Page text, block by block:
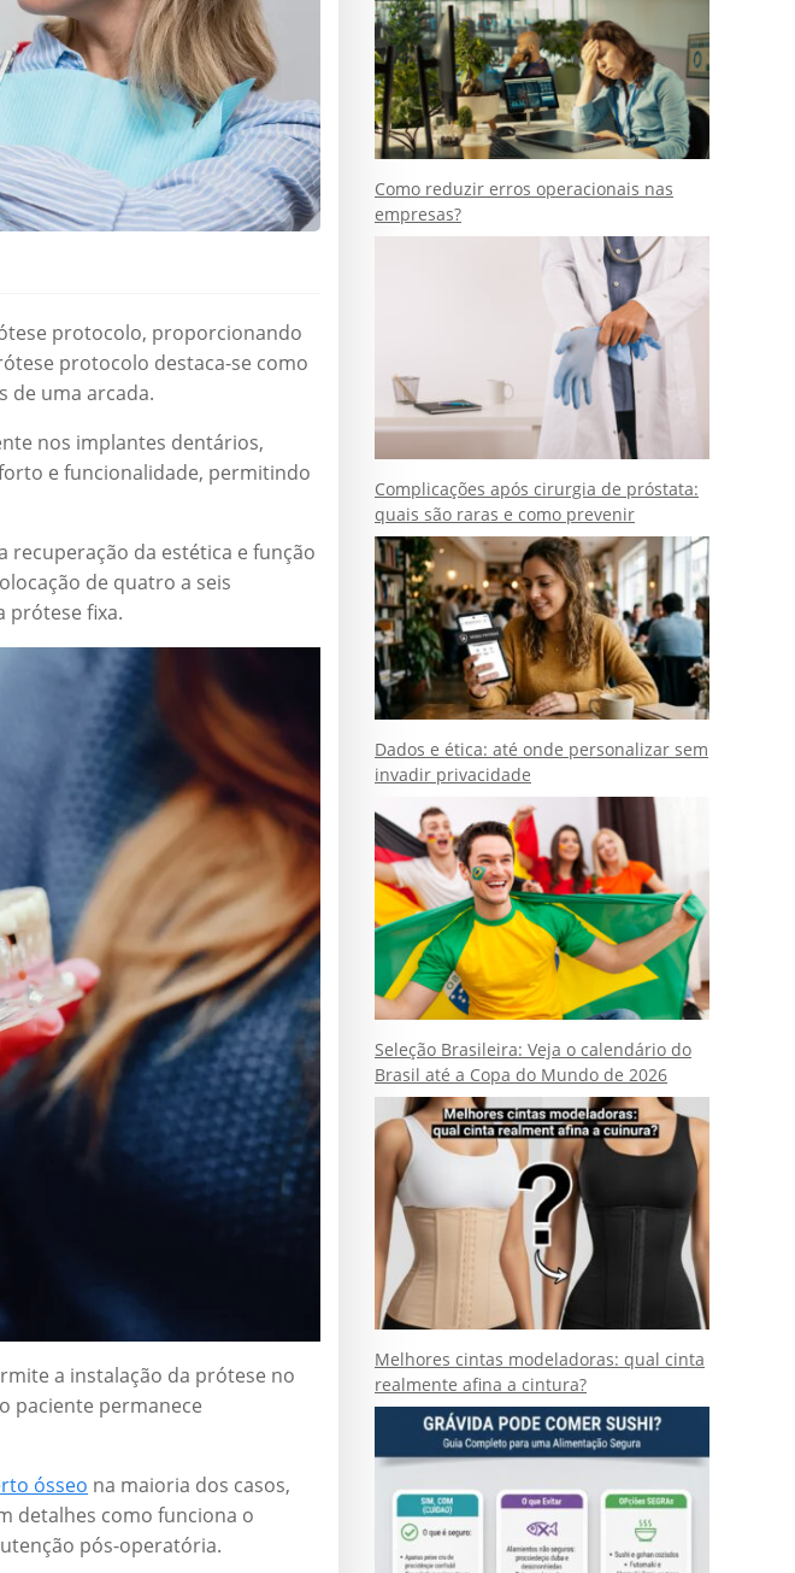
protocolo, proporcionando
protocolo destaca-se como
de uma arcada.
nos implantes dentários,
e funcionalidade, permitindo
recuperação da estética e função
de quatro a seis
prótese fixa.
a instalação da prótese no
paciente permanece
ósseo na maioria dos casos,
detalhes como funciona o
pós-operatória.
Como reduzir erros operacionais nas
empresas?
Complicações após cirurgia de próstata:
quais são raras e como prevenir
Dados e ética: até onde personalizar sem
invadir privacidade
Seleção Brasileira: Veja o calendário do
Brasil até a Copa do Mundo de 2026
Melhores cintas modeladoras: qual cinta
realmente afina a cintura?